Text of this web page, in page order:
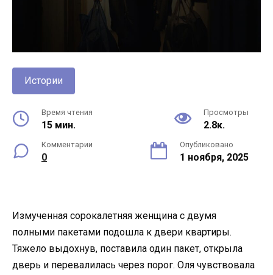
Истории
Время чтения
15 мин.
Просмотры
2.8к.
Комментарии
0
Опубликовано
1 ноября, 2025
Измученная сорокалетняя женщина с двумя
полными пакетами подошла к двери квартиры.
Тяжело выдохнув, поставила один пакет, открыла
дверь и перевалилась через порог. Оля чувствовала